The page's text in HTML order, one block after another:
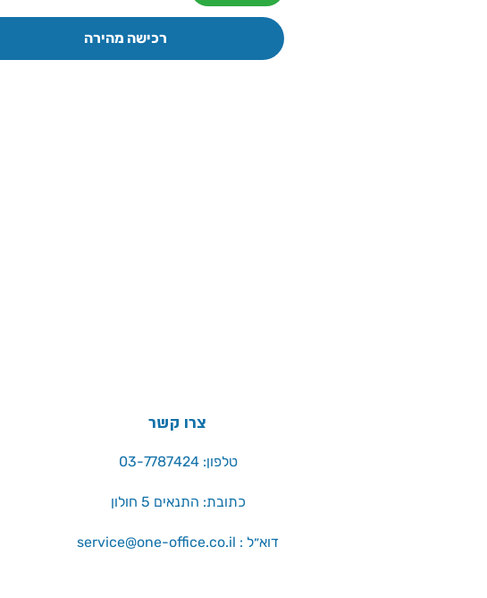
רכישה מהירה
צרו קשר
טלפון: 03-7787424
כתובת: התנאים 5 חולון
service@one-office.co.il : דוא״ל